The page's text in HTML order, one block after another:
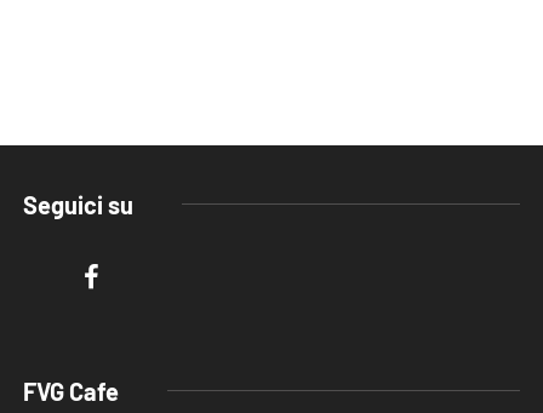
Seguici su
FVG Cafe